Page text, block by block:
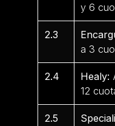
y 6
2.3
a 3
2.4 Healy:
12
2.5